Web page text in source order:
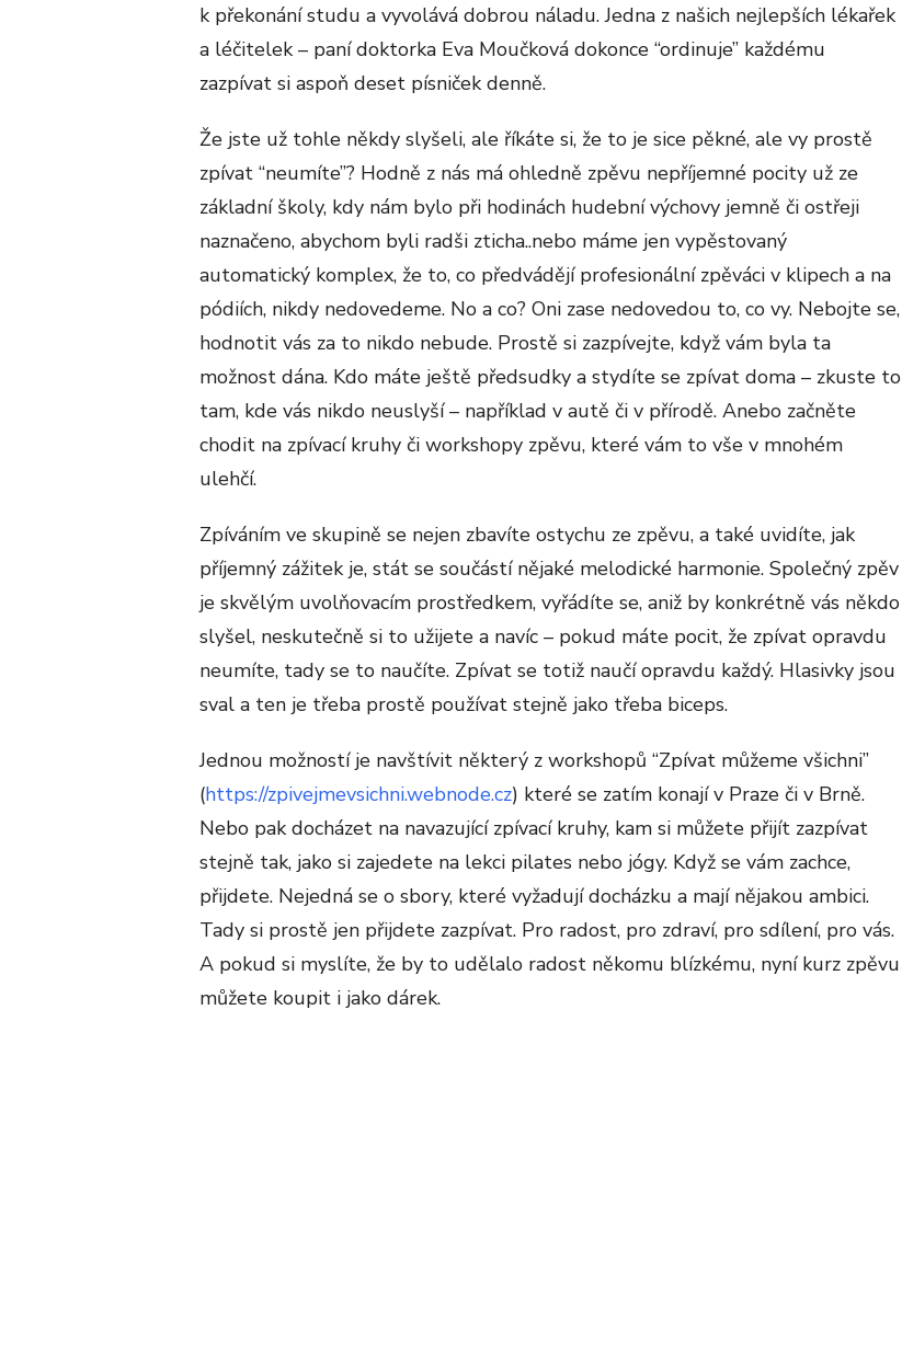
k překonání studu a vyvolává dobrou náladu. Jedna z našich nejlepších lékařek
a léčitelek – paní doktorka Eva Moučková dokonce “ordinuje” každému
zazpívat si aspoň deset písniček denně.
Že jste už tohle někdy slyšeli, ale říkáte si, že to je sice pěkné, ale vy prostě
zpívat “neumíte”? Hodně z nás má ohledně zpěvu nepříjemné pocity už ze
základní školy, kdy nám bylo při hodinách hudební výchovy jemně či ostřeji
naznačeno, abychom byli radši zticha..nebo máme jen vypěstovaný
automatický komplex, že to, co předvádějí profesionální zpěváci v klipech a na
pódiích, nikdy nedovedeme. No a co? Oni zase nedovedou to, co vy. Nebojte se,
hodnotit vás za to nikdo nebude. Prostě si zazpívejte, když vám byla ta
možnost dána. Kdo máte ještě předsudky a stydíte se zpívat doma – zkuste to
tam, kde vás nikdo neuslyší – například v autě či v přírodě. Anebo začněte
chodit na zpívací kruhy či workshopy zpěvu, které vám to vše v mnohém
ulehčí.
Zpíváním ve skupině se nejen zbavíte ostychu ze zpěvu, a také uvidíte, jak
příjemný zážitek je, stát se součástí nějaké melodické harmonie. Společný zpěv
je skvělým uvolňovacím prostředkem, vyřádíte se, aniž by konkrétně vás někdo
slyšel, neskutečně si to užijete a navíc – pokud máte pocit, že zpívat opravdu
neumíte, tady se to naučíte. Zpívat se totiž naučí opravdu každý. Hlasivky jsou
sval a ten je třeba prostě používat stejně jako třeba biceps.
Jednou možností je navštívit některý z workshopů “Zpívat můžeme všichni”
(https://zpivejmevsichni.webnode.cz) které se zatím konají v Praze či v Brně.
Nebo pak docházet na navazující zpívací kruhy, kam si můžete přijít zazpívat
stejně tak, jako si zajedete na lekci pilates nebo jógy. Když se vám zachce,
přijdete. Nejedná se o sbory, které vyžadují docházku a mají nějakou ambici.
Tady si prostě jen přijdete zazpívat. Pro radost, pro zdraví, pro sdílení, pro vás.
A pokud si myslíte, že by to udělalo radost někomu blízkému, nyní kurz zpěvu
můžete koupit i jako dárek.